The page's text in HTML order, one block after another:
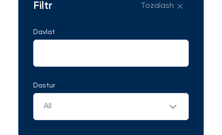
Filtr Tozalash
Davlat
Dastur
All